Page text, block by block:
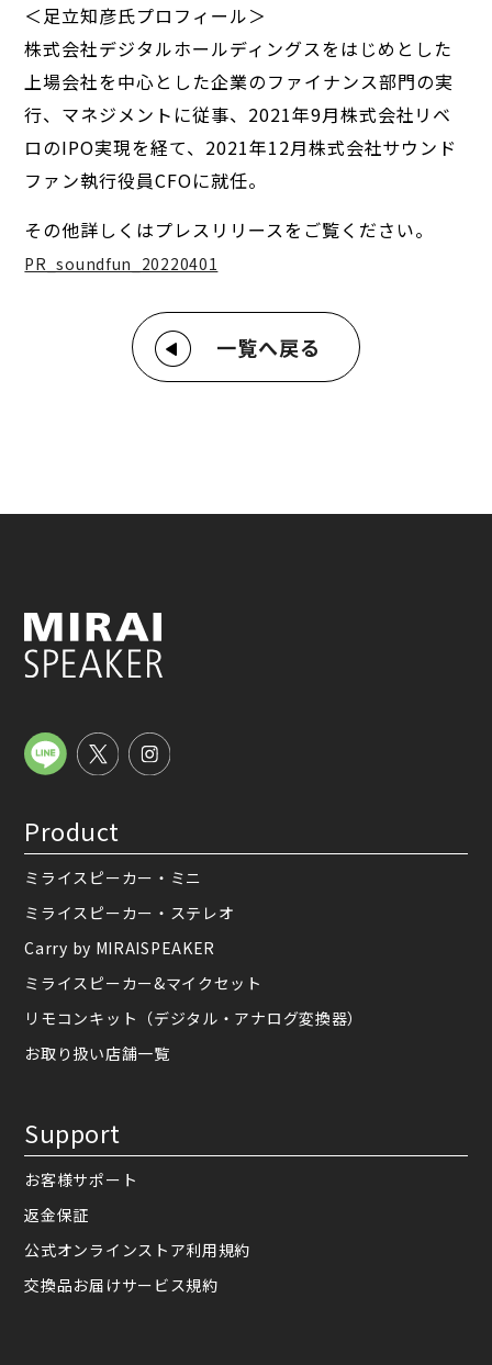
＜足立知彦氏プロフィール＞
株式会社デジタルホールディングスをはじめとした
上場会社を中心とした企業のファイナンス部門の実
行、マネジメントに従事、2021年9月株式会社リベ
ロのIPO実現を経て、2021年12月株式会社サウンド
ファン執行役員CFOに就任。
その他詳しくはプレスリリースをご覧ください。
PR_soundfun_20220401
一覧へ戻る
Product
ミライスピーカー・ミニ
ミライスピーカー・ステレオ
Carry by MIRAISPEAKER
ミライスピーカー&マイクセット
リモコンキット（デジタル・アナログ変換器）
お取り扱い店舗一覧
Support
お客様サポート
返金保証
公式オンラインストア利用規約
交換品お届けサービス規約